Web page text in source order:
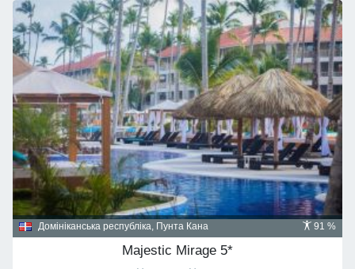
91 %
Домініканська республіка, Пунта Кана
Majestic Mirage 5*